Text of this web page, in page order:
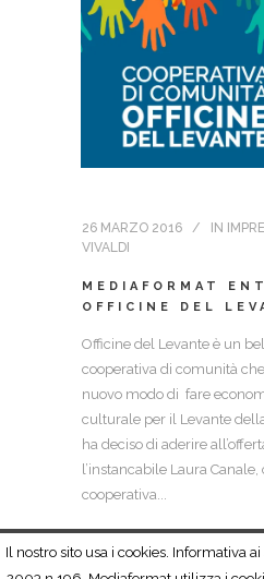
26 MARZO 2016 IN
VIVALDI
MEDIAFORMAT
OFFICINE DEL
Officine del Levante è un
cooperativa di comunità
nuovo modo di fare
culturale per il Levante
ha deciso di aderire
l’instancabile Laura
cooperativa...
Il nostro sito usa i cookies. Informativa